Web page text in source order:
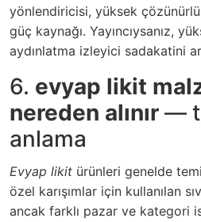
yönlendiricisi, yüksek
güç kaynağı. Yayıncıysanız,
aydınlatma izleyici sadakatini
6. evyap likit
nereden alınır —
anlama
Evyap likit ürünleri genelde
özel karışımlar için kullanılan
ancak farklı pazar ve kategori